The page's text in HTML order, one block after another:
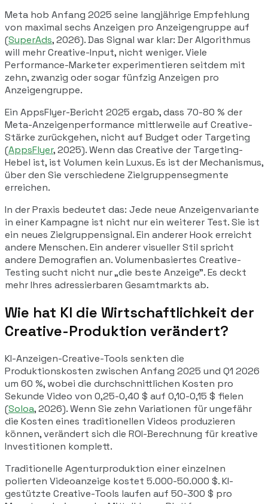
Meta hob Anfang 2025 seine langjährige Empfehlung
von maximal sechs Anzeigen pro Anzeigengruppe auf
(SuperAds, 2026). Das Signal war klar: Der Algorithmus
will mehr Creative-Input, nicht weniger. Viele
Performance-Marketer experimentieren seitdem mit
zehn, zwanzig oder sogar fünfzig Anzeigen pro
Anzeigengruppe.
Ein AppsFlyer-Bericht 2025 ergab, dass 70-80 % der
Meta-Anzeigenperformance mittlerweile auf Creative-
Stärke zurückgehen, nicht auf Budget oder Targeting
(AppsFlyer, 2025). Wenn das Creative der Targeting-
Hebel ist, ist Volumen kein Luxus. Es ist der Mechanismus,
über den Sie verschiedene Zielgruppensegmente
erreichen.
In der Praxis bedeutet das: Jede neue Anzeigenvariante
in einer Kampagne ist nicht nur ein weiterer Test. Sie ist
ein neues Zielgruppensignal. Ein anderer Hook erreicht
andere Menschen. Ein anderer visueller Stil spricht
andere Demografien an. Volumenbasiertes Creative-
Testing sucht nicht nur „die beste Anzeige". Es deckt
mehr Ihres adressierbaren Gesamtmarkts ab.
Wie hat KI die Wirtschaftlichkeit der
Creative-Produktion verändert?
KI-Anzeigen-Creative-Tools senkten die
Produktionskosten zwischen Anfang 2025 und Q1 2026
um 60 %, wobei die durchschnittlichen Kosten pro
Sekunde Video von 0,25-0,40 $ auf 0,10-0,15 $ fielen
(Soloa, 2026). Wenn Sie zehn Variationen für ungefähr
die Kosten eines traditionellen Videos produzieren
können, verändert sich die ROI-Berechnung für kreative
Investitionen komplett.
Traditionelle Agenturproduktion einer einzelnen
polierten Videoanzeige kostet 5.000-50.000 $. KI-
gestützte Creative-Tools laufen auf 50-300 $ pro